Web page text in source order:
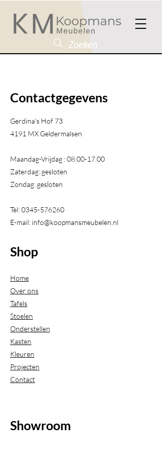
Contactgegevens
Gerdina's Hof 73
4191 MX Geldermalsen​
Maandag-Vrijdag :08.00-17.00
Zaterdag: gesloten
Zondag: gesloten
Tel:0345-576260
E-mail: info@koopmansmeubelen.nl
Shop
Home
Over ons
Tafels
Stoelen
Onderstellen
Kasten
Kleuren
Projecten
Contact
Showroom